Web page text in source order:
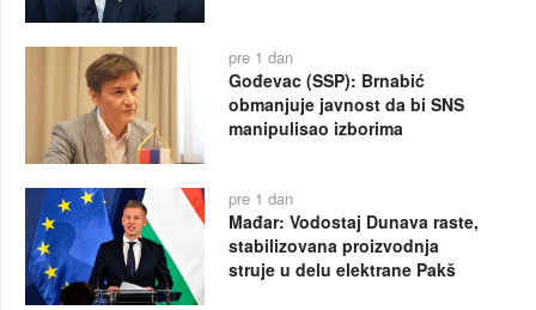
pre 1 dan
Gođevac (SSP): Brnabić
obmanjuje javnost da bi SNS
manipulisao izborima
pre 1 dan
Mađar: Vodostaj Dunava raste,
stabilizovana proizvodnja
struje u delu elektrane Pakš